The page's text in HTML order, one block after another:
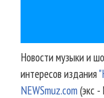
Новости музыки и
интересов издания
NEWSmuz.com(экс